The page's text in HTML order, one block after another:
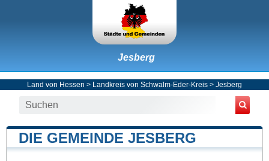
Jesberg
Land von Hessen > Landkreis von Schwalm-Eder-Kreis > Jesberg
DIE GEMEINDE JESBERG